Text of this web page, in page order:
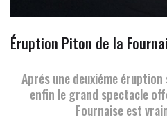
Éruption Piton de la
Aprés une deuxiéme
enfin le grand spectacle
Fournaise est